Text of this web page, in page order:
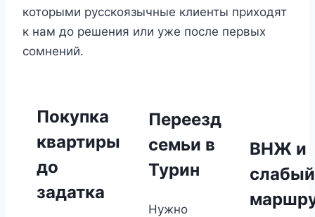
которыми русскоязычные клиенты приходят
к нам до решения или уже после первых
сомнений.
Покупка
квартиры
до
задатка
Переезд
семьи в
Турин
Нужно
ВНЖ и
слабый